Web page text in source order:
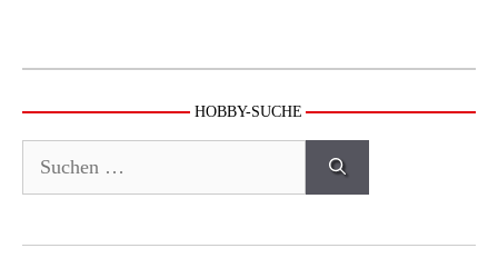
HOBBY-SUCHE
nach: